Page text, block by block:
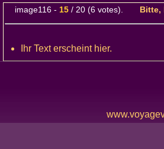
image116 - 15 / 20 (6 votes). Bitte,
Ihr Text erscheint hier.